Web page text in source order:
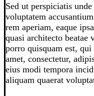
Sed ut perspiciatis
voluptatem
rem aperiam, eaque
quasi architecto beatae
porro quisquam est,
amet, consectetur,
eius modi tempora
aliquam quaerat